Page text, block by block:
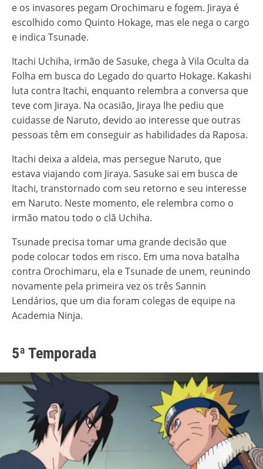
e os invasores pegam Orochimaru e fogem. Jiraya é
escolhido como Quinto Hokage, mas ele nega o cargo
e indica Tsunade.
Itachi Uchiha, irmão de Sasuke, chega à Vila Oculta da
Folha em busca do Legado do quarto Hokage. Kakashi
luta contra Itachi, enquanto relembra a conversa que
teve com Jiraya. Na ocasião, Jiraya lhe pediu que
cuidasse de Naruto, devido ao interesse que outras
pessoas têm em conseguir as habilidades da Raposa.
Itachi deixa a aldeia, mas persegue Naruto, que
estava viajando com Jiraya. Sasuke sai em busca de
Itachi, transtornado com seu retorno e seu interesse
em Naruto. Neste momento, ele relembra como o
irmão matou todo o clã Uchiha.
Tsunade precisa tomar uma grande decisão que
pode colocar todos em risco. Em uma nova batalha
contra Orochimaru, ela e Tsunade de unem, reunindo
novamente pela primeira vez os três Sannin
Lendários, que um dia foram colegas de equipe na
Academia Ninja.
5ª Temporada